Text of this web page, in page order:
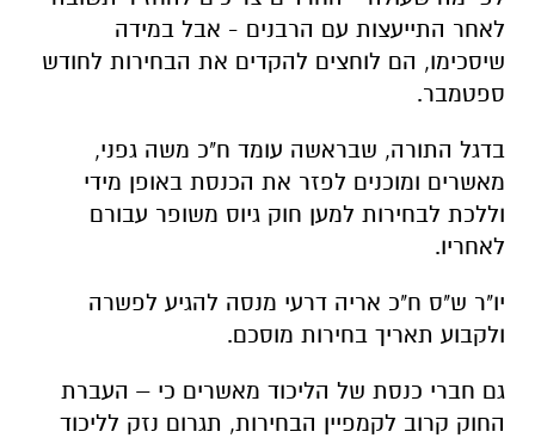
לאחר התייעצות עם הרבנים - אבל במידה
שיסכימו, הם לוחצים להקדים את הבחירות לחודש
ספטמבר.
בדגל התורה, שבראשה עומד ח"כ משה גפני,
מאשרים ומוכנים לפזר את הכנסת באופן מידי
וללכת לבחירות למען חוק גיוס משופר עבורם
לאחריו.
יו"ר ש"ס ח"כ אריה דרעי מנסה להגיע לפשרה
ולקבוע תאריך בחירות מוסכם.
גם חברי כנסת של הליכוד מאשרים כי – העברת
החוק קרוב לקמפיין הבחירות, תגרום נזק לליכוד